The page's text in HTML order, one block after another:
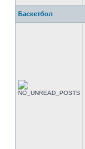
Баскетбол